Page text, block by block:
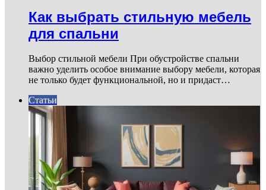
Как выбрать стильную мебель
для спальни
Выбор стильной мебели При обустройстве спальни
важно уделить особое внимание выбору мебели, которая
не только будет функциональной, но и придаст…
Статьи